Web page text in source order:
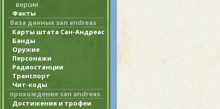
версии
Факты
база данных san andreas
Карты штата Сан-Андреас
Банды
Оружие
Персонажи
Радиостанции
Транспорт
Чит-коды
прохождение san andreas
Достижения и трофеи